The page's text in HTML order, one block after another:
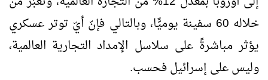
خلاله 60 سفينة يوميًّا، وبالتالي فإنّ أيّ توتر عسكري
يؤثر مباشرةً على سلاسل الإمداد التجارية العالمية،
وليس على إسرائيل فحسب.